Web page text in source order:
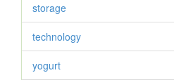
storage
technology
yogurt